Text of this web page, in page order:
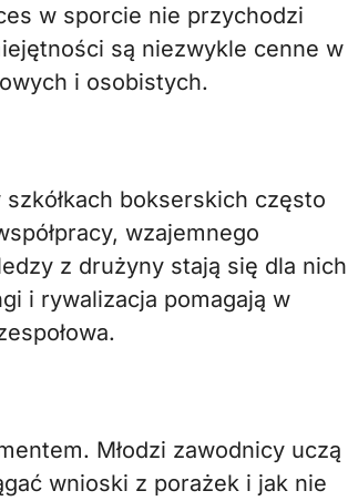
w sporcie nie przychodzi
są niezwykle cenne w
i osobistych.
bokserskich często
wzajemnego
z drużyny stają się dla nich
i rywalizacja pomagają w
Młodzi zawodnicy uczą
wnioski z porażek i jak nie